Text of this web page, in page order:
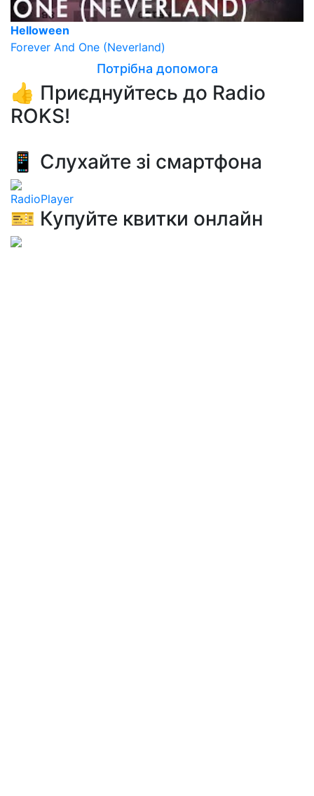
Helloween
Forever And One (Neverland)
Потрібна допомога
👍 Приєднуйтесь до Radio
ROKS!
📱 Слухайте зі смартфона
RadioPlayer
🎫 Купуйте квитки онлайн